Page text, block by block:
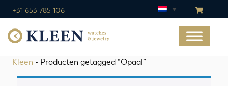
+31 653 785 106
Kleen - Producten getagged “Opaal”